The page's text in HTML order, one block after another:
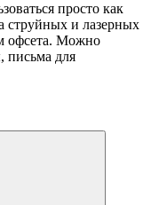
просто как
струйных и лазерных
офсета. Можно
письма для